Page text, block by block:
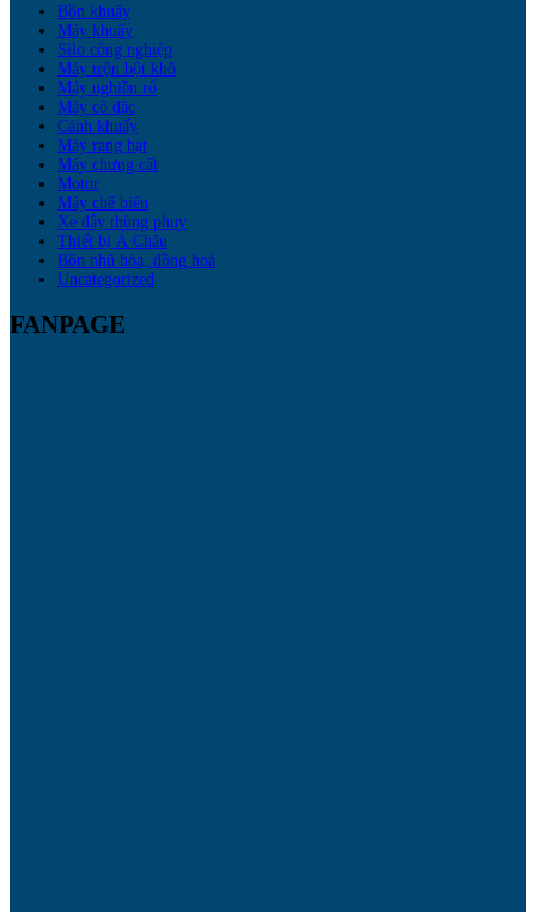
Bồn khuấy
Máy khuấy
Silo công nghiệp
Máy trộn bột khô
Máy nghiền rổ
Máy cô đặc
Cánh khuấy
Máy rang hạt
Máy chưng cất
Motor
Máy chế biến
Xe đẩy thùng phuy
Thiết bị Á Châu
Bồn nhũ hóa, đồng hoá
Uncategorized
FANPAGE